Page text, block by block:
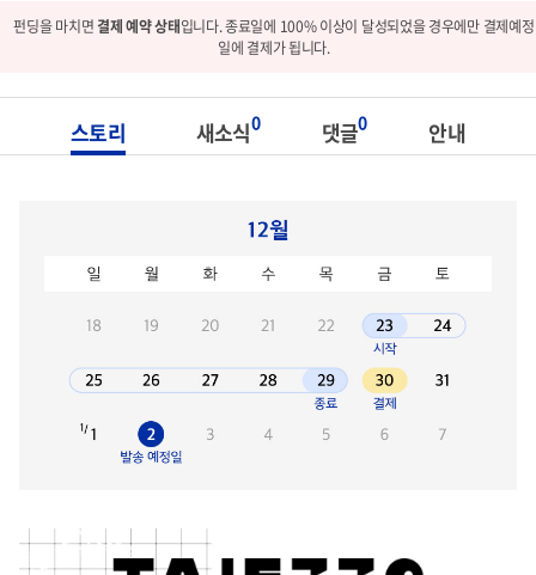
펀딩을 마치면결제 예약 상태입니다. 종료일에 100% 이상이 달성되었을 경우에만 결제예정
일에 결제가 됩니다.
스토리 새소식0 댓글0 안내